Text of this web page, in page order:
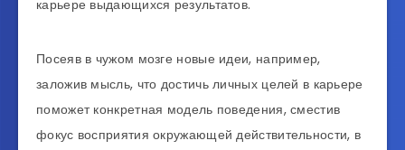
карьере выдающихся результатов.
Посеяв в чужом мозге новые идеи, например,
заложив мысль, что достичь личных целей в карьере
поможет конкретная модель поведения, сместив
фокус восприятия окружающей действительности, в